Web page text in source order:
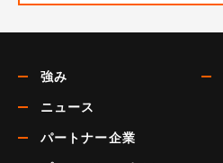
強み
ニュース
パートナー企業